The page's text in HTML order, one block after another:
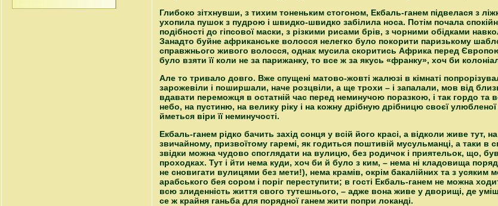
Глибоко зітхнувши, з тихим тоненьким стогоном, Екбаль-ганем підвелася з
ухопила пушок з пудрою і швидко-швидко забілила носа. Потім почала
подібності до гіпсової маски, з різкими рисами брів, з чорними обідками
Занадто буйне африканське волосся нелегко було покорити паризькому
справжнього живого волосся, однак мусила скоритись Африка перед
було взяти її коли не за парижанку, то все ж за якусь «франку», хоч би
Але то тривало довго. Вже спущені матово-жовті жалюзі в кімнаті
зарожевіли і поширшали, наче розцвіли, а ще трохи – і запалали, мов від
вдавати переможця в остатній час перед неминучою поразкою, і так гордо та
небо, на пустиню, на велику ріку і на кожну дрібную дрібницю своєї
йметься віри її неминучості.
Екбаль-ганем рідко бачить захід сонця у всій його красі, а відколи живе тут,
звичайному, призвоїтому гаремі, як годиться поштивій мусульманці, а таки в
звідки можна чудово споглядати на вулицю, без родичок і приятельок, що,
проходках. Тут і йти нема куди, хоч би й було з ким, – нема ні кладовища
не сновигати вулицями без мети!), нема крамів, окрім бакалійних та з усяким
арабського бея сором і поріг переступити; в гості Екбаль-ганем не можна
всю злиденність життя свого тутешнього, – адже вона живе у дворищі, де
се ж крайня ганьба для порядної ганем жити попри локанді.